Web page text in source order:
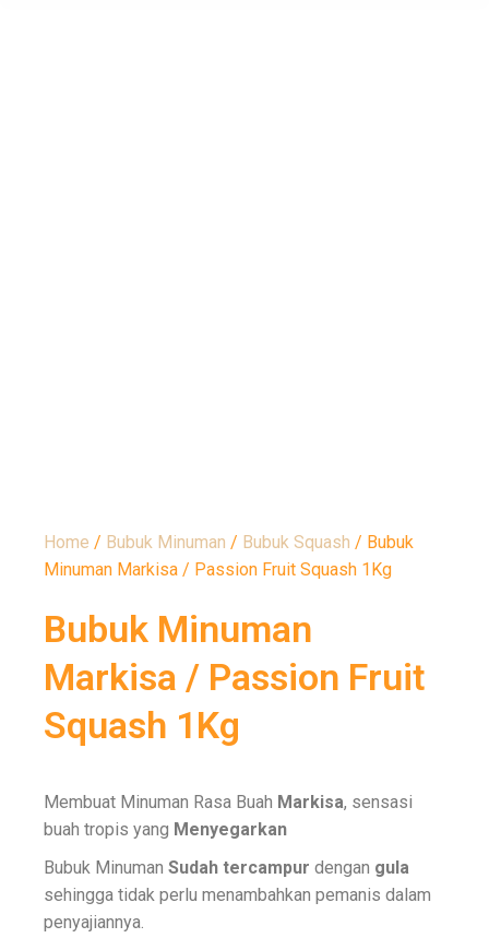
Home / Bubuk Minuman / Bubuk Squash / Bubuk
Minuman Markisa / Passion Fruit Squash 1Kg
Bubuk Minuman
Markisa / Passion Fruit
Squash 1Kg
Membuat Minuman Rasa Buah Markisa, sensasi
buah tropis yang Menyegarkan
Bubuk Minuman Sudah tercampur dengan gula
sehingga tidak perlu menambahkan pemanis dalam
penyajiannya.